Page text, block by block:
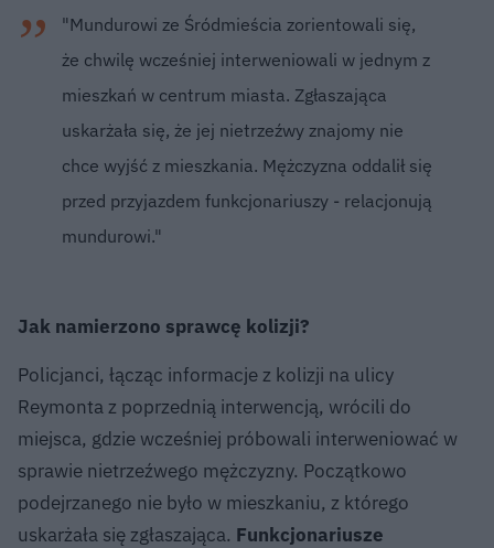
"Mundurowi ze Śródmieścia zorientowali się,
że chwilę wcześniej interweniowali w jednym z
mieszkań w centrum miasta. Zgłaszająca
uskarżała się, że jej nietrzeźwy znajomy nie
chce wyjść z mieszkania. Mężczyzna oddalił się
przed przyjazdem funkcjonariuszy - relacjonują
mundurowi."
Jak namierzono sprawcę kolizji?
Policjanci, łącząc informacje z kolizji na ulicy
Reymonta z poprzednią interwencją, wrócili do
miejsca, gdzie wcześniej próbowali interweniować w
sprawie nietrzeźwego mężczyzny. Początkowo
podejrzanego nie było w mieszkaniu, z którego
uskarżała się zgłaszająca. Funkcjonariusze